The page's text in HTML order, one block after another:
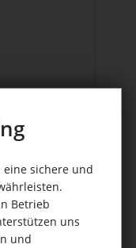
/ Set-Artikel
eine sichere und
Betrieb
uns
und